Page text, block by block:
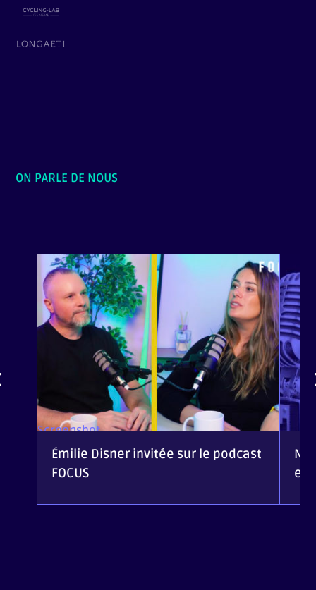
ON PARLE DE NOUS
Screenshot
Émilie Disner invitée sur le podcast
FOCUS